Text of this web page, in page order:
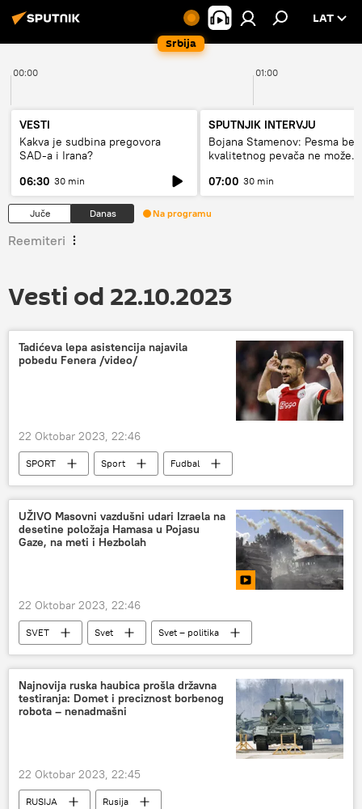
Srbija
LAT
00:00 01:00
VESTI
Kakva je sudbina pregovora
SAD-a i Irana?
06:30 30 min
SPUTNJIK INTERVJU
Bojana Stamenov: Pesma bez
kvalitetnog pevača ne može
07:00 30 min
Juče Danas Na programu
Reemiteri
Vesti od 22.10.2023
Tadićeva lepa asistencija najavila
pobedu Fenera /video/
22 Oktobar 2023, 22:46
SPORT Sport
Fudbal
Dušan Tadić
UŽIVO Masovni vazdušni udari Izraela na
desetine položaja Hamasa u Pojasu
Gaze, na meti i Hezbolah
22 Oktobar 2023, 22:46
SVET Svet
Svet – politika
Izrael
Palestina
izraelsko-palestinski sukob
Najnovija ruska haubica prošla državna
testiranja: Domet i preciznost borbenog
robota – nenadmašni
22 Oktobar 2023, 22:45
RUSIJA
Rusija